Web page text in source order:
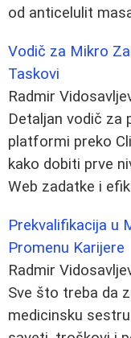
od anticelulit
Vodič za Mikro
Taskovi
Radmir
Detaljan vodič za
platformi preko
kako dobiti prve
Web zadatke i
Prekvalifikacija u
Promenu Karijere
Radmir
Sve što treba da
medicinsku